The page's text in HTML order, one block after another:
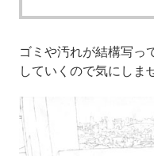
ゴミや汚れが結構写っ
していくので気にしま